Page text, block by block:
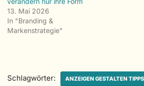
13. Mai 2026
In "Branding &
Markenstrategie"
Schlagwörter: ANZEIGEN GESTALTEN TIPPS